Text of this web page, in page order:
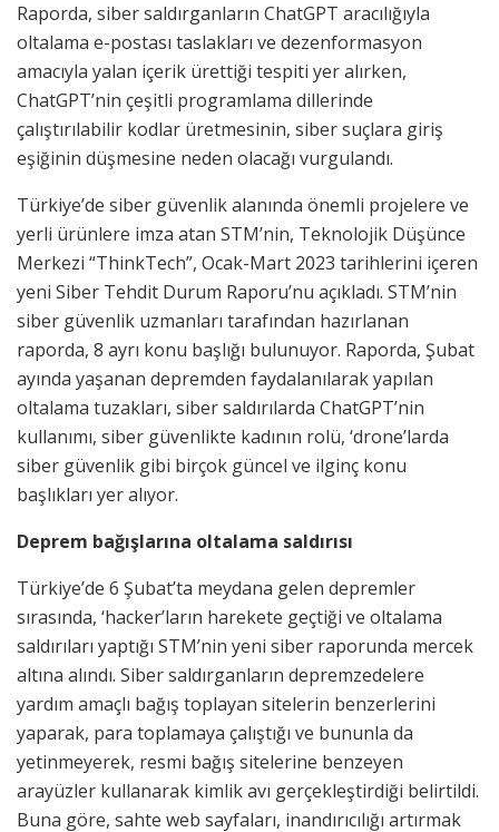
Raporda, siber saldırganların ChatGPT aracılığıyla
oltalama e-postası taslakları ve dezenformasyon
amacıyla yalan içerik ürettiği tespiti yer alırken,
ChatGPT’nin çeşitli programlama dillerinde
çalıştırılabilir kodlar üretmesinin, siber suçlara giriş
eşiğinin düşmesine neden olacağı vurgulandı.
Türkiye’de siber güvenlik alanında önemli projelere ve
yerli ürünlere imza atan STM’nin, Teknolojik Düşünce
Merkezi “ThinkTech”, Ocak-Mart 2023 tarihlerini içeren
yeni Siber Tehdit Durum Raporu’nu açıkladı. STM’nin
siber güvenlik uzmanları tarafından hazırlanan
raporda, 8 ayrı konu başlığı bulunuyor. Raporda, Şubat
ayında yaşanan depremden faydalanılarak yapılan
oltalama tuzakları, siber saldırılarda ChatGPT’nin
kullanımı, siber güvenlikte kadının rolü, ‘drone’larda
siber güvenlik gibi birçok güncel ve ilginç konu
başlıkları yer alıyor.
Deprem bağışlarına oltalama saldırısı
Türkiye’de 6 Şubat’ta meydana gelen depremler
sırasında, ‘hacker’ların harekete geçtiği ve oltalama
saldırıları yaptığı STM’nin yeni siber raporunda mercek
altına alındı. Siber saldırganların depremzedelere
yardım amaçlı bağış toplayan sitelerin benzerlerini
yaparak, para toplamaya çalıştığı ve bununla da
yetinmeyerek, resmi bağış sitelerine benzeyen
arayüzler kullanarak kimlik avı gerçekleştirdiği belirtildi.
Buna göre, sahte web sayfaları, inandırıcılığı artırmak